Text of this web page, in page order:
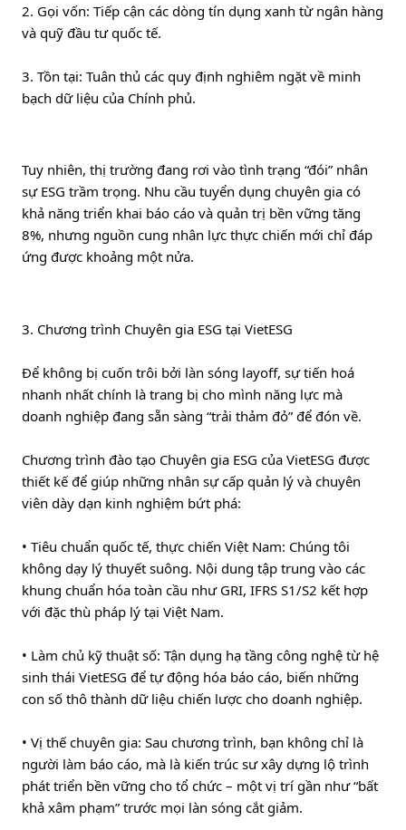
2. Gọi vốn: Tiếp cận các dòng tín dụng xanh từ ngân hàng
và quỹ đầu tư quốc tế.
3. Tồn tại: Tuân thủ các quy định nghiêm ngặt về minh
bạch dữ liệu của Chính phủ.
Tuy nhiên, thị trường đang rơi vào tình trạng “đói” nhân
sự ESG trầm trọng. Nhu cầu tuyển dụng chuyên gia có
khả năng triển khai báo cáo và quản trị bền vững tăng
8%, nhưng nguồn cung nhân lực thực chiến mới chỉ đáp
ứng được khoảng một nửa.
3. Chương trình Chuyên gia ESG tại VietESG
Để không bị cuốn trôi bởi làn sóng layoff, sự tiến hoá
nhanh nhất chính là trang bị cho mình năng lực mà
doanh nghiệp đang sẵn sàng “trải thảm đỏ” để đón về.
Chương trình đào tạo Chuyên gia ESG của VietESG được
thiết kế để giúp những nhân sự cấp quản lý và chuyên
viên dày dạn kinh nghiệm bứt phá:
• Tiêu chuẩn quốc tế, thực chiến Việt Nam: Chúng tôi
không dạy lý thuyết suông. Nội dung tập trung vào các
khung chuẩn hóa toàn cầu như GRI, IFRS S1/S2 kết hợp
với đặc thù pháp lý tại Việt Nam.
• Làm chủ kỹ thuật số: Tận dụng hạ tầng công nghệ từ hệ
sinh thái VietESG để tự động hóa báo cáo, biến những
con số thô thành dữ liệu chiến lược cho doanh nghiệp.
• Vị thế chuyên gia: Sau chương trình, bạn không chỉ là
người làm báo cáo, mà là kiến trúc sư xây dựng lộ trình
phát triển bền vững cho tổ chức – một vị trí gần như “bất
khả xâm phạm” trước mọi làn sóng cắt giảm.